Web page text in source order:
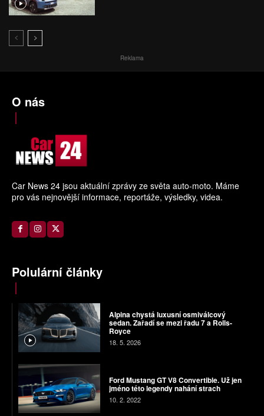
Reklama
O nás
Car News 24 jsou aktuální zprávy ze světa auto-moto. Máme
pro vás nejnovější informace, reportáže, výsledky, videa.
Polulární články
Alpina chystá luxusní osmiválcový
sedan. Zařadí se mezi řadu 7 a Rolls-
Royce
18. 5. 2026
Ford Mustang GT V8 Convertible. Už jen
jméno této legendy nahání strach
10. 2. 2022